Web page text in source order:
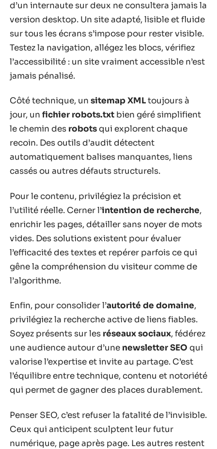
d’un internaute sur deux ne consultera jamais la
version desktop. Un site adapté, lisible et fluide
sur tous les écrans s’impose pour rester visible.
Testez la navigation, allégez les blocs, vérifiez
l’accessibilité : un site vraiment accessible n’est
jamais pénalisé.
Côté technique, un sitemap XMLtoujours à
jour, un fichier robots.txt bien géré simplifient
le chemin des robots qui explorent chaque
recoin. Des outils d’audit détectent
automatiquement balises manquantes, liens
cassés ou autres défauts structurels.
Pour le contenu, privilégiez la précision et
l’utilité réelle. Cerner l’intention de recherche,
enrichir les pages, détailler sans noyer de mots
vides. Des solutions existent pour évaluer
l’efficacité des textes et repérer parfois ce qui
gêne la compréhension du visiteur comme de
l’algorithme.
Enfin, pour consolider l’autorité de domaine,
privilégiez la recherche active de liens fiables.
Soyez présents sur les réseaux sociaux, fédérez
une audience autour d’une newsletter SEO qui
valorise l’expertise et invite au partage. C’est
l’équilibre entre technique, contenu et notoriété
qui permet de gagner des places durablement.
Penser SEO, c’est refuser la fatalité de l’invisible.
Ceux qui anticipent sculptent leur futur
numérique, page après page. Les autres restent